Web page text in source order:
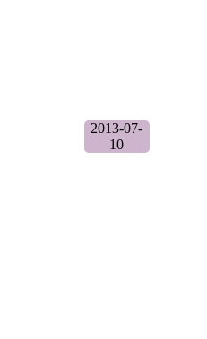
2013-07-
10